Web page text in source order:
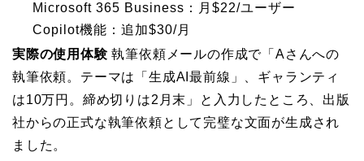
Microsoft 365 Business：月$22/ユーザー
Copilot機能：追加$30/月
実際の使用体験執筆依頼メールの作成で「Aさんへの
執筆依頼。テーマは「生成AI最前線」、ギャランティ
は10万円。締め切りは2月末」と入力したところ、出版
社からの正式な執筆依頼として完璧な文面が生成され
ました。